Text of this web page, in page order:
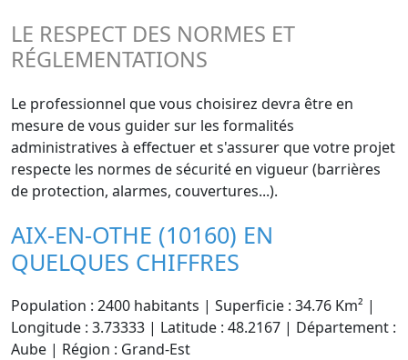
LE RESPECT DES NORMES ET
RÉGLEMENTATIONS
Le professionnel que vous choisirez devra être en
mesure de vous guider sur les formalités
administratives à effectuer et s'assurer que votre projet
respecte les normes de sécurité en vigueur (barrières
de protection, alarmes, couvertures...).
AIX-EN-OTHE (10160) EN
QUELQUES CHIFFRES
Population : 2400 habitants | Superficie : 34.76 Km² |
Longitude : 3.73333 | Latitude : 48.2167 | Département :
Aube | Région : Grand-Est